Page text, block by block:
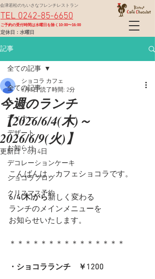
定休日：水曜日
TEL 0242-85-6650
会津若松のちいさなフレンチレストラン
​ご予約の受付時間は水曜日を除く10:00〜16:00
記事
全ての記事
ランチ
ディナー
デザート
お知らせ
デコレーションケーキ
ショコラブログ
クリスマス予約
全ての記事
今週のランチ
【2026/6/4(木)～
2026/6/9(火)】
ショコラ カフェ
6月3日 読了時間: 2分
更新日：6月4日
こんばんは、カフェショコラです。
6/4(木)から新しく変わる
ランチのメインメニューを
お知らせいたします。
＊＊＊＊＊＊＊＊＊＊＊＊＊＊＊
・ショコラランチ　￥1200